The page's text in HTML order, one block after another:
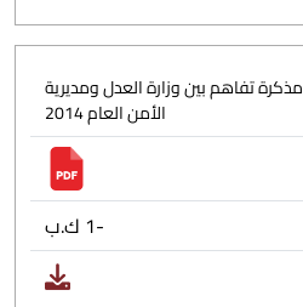
مذكرة تفاهم بين وزارة العدل ومديرية
الأمن العام 2014
-1 ك.ب